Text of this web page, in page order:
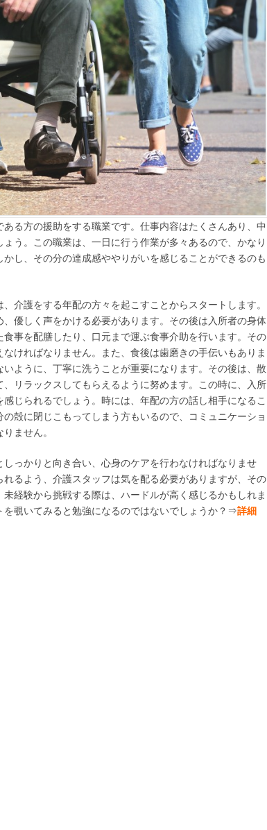
る方の援助をする職業です。仕事内容はたくさんあり、中
う。この職業は、一日に行う作業が多々あるので、かなり
し、その分の達成感ややりがいを感じることができるのも
介護をする年配の方々を起こすことからスタートします。
優しく声をかける必要があります。その後は入所者の身体
事を配膳したり、口元まで運ぶ食事介助を行います。その
ければなりません。また、食後は歯磨きの手伝いもありま
ように、丁寧に洗うことが重要になります。その後は、散
リラックスしてもらえるように努めます。この時に、入所
じられるでしょう。時には、年配の方の話し相手になるこ
殻に閉じこもってしまう方もいるので、コミュニケーショ
ません。
っかりと向き合い、心身のケアを行わなければなりませ
るよう、介護スタッフは気を配る必要がありますが、その
経験から挑戦する際は、ハードルが高く感じるかもしれま
覗いてみると勉強になるのではないでしょうか？⇒詳細